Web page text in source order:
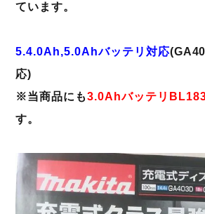
ています。
5.4.0Ah,5.0Ahバッテリ対応
応)
※当商品にも3.0Ahバッテリ
す。